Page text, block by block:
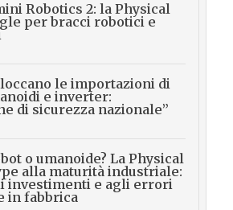
Robotics 2: la Physical
per bracci robotici e
le importazioni di
e inverter:
di sicurezza nazionale”
o umanoide? La Physical
alla maturità industriale:
investimenti e agli errori
in fabbrica